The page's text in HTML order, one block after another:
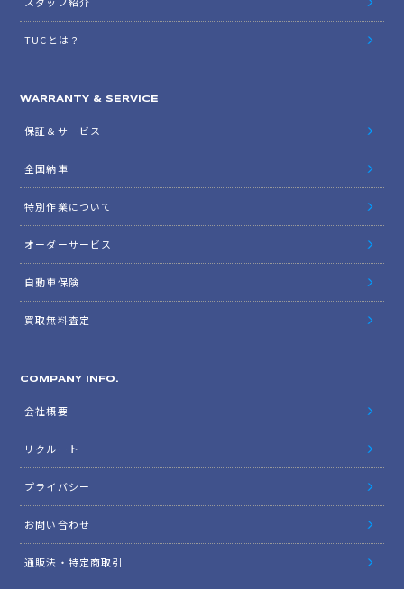
TUCとは？
WARRANTY & SERVICE
保証＆サービス
全国納車
特別作業について
オーダーサービス
自動車保険
買取無料査定
COMPANY INFO.
会社概要
リクルート
プライバシー
お問い合わせ
通販法・特定商取引